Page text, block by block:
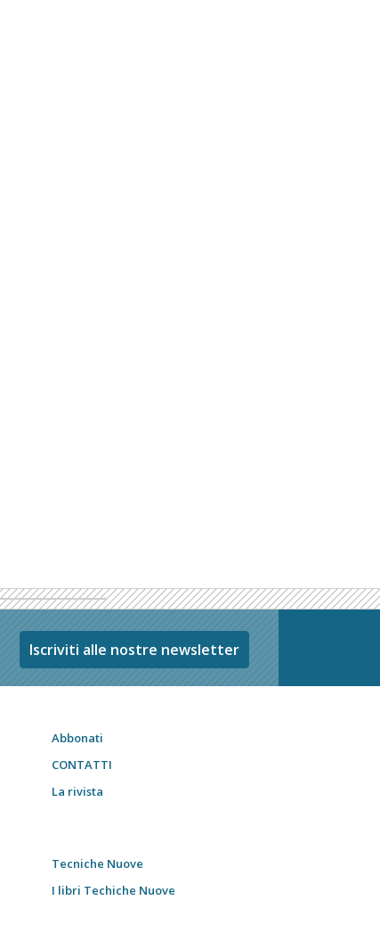
Iscriviti alle nostre newsletter
Abbonati
CONTATTI
La rivista
Tecniche Nuove
I libri Techiche Nuove